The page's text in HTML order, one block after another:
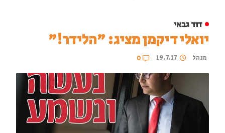
דוד גבאי
יואלי דיקמן מציג: "הלידר!"
מנהל 19.7.17
0